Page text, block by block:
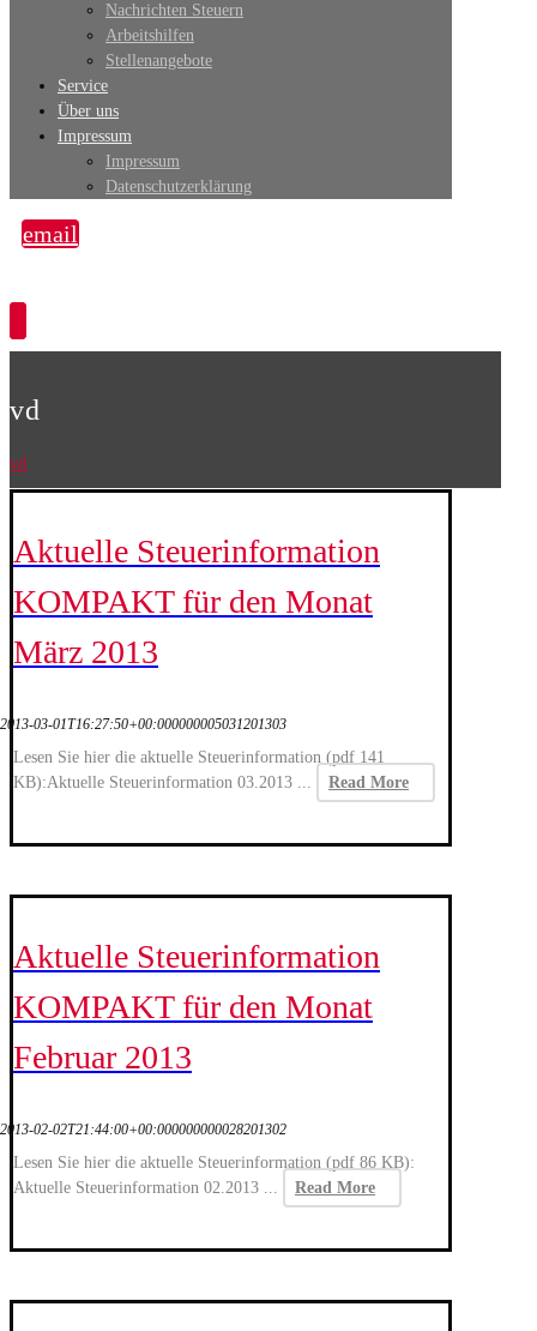
Nachrichten Steuern
Arbeitshilfen
Stellenangebote
Service
Über uns
Impressum
Impressum
Datenschutzerklärung
email
vd
vd
Aktuelle Steuerinformation
KOMPAKT für den Monat
März 2013
2013-03-01T16:27:50+00:000000005031201303
Lesen Sie hier die aktuelle Steuerinformation (pdf 141
KB):Aktuelle Steuerinformation 03.2013 ...
Read More
Aktuelle Steuerinformation
KOMPAKT für den Monat
Februar 2013
2013-02-02T21:44:00+00:000000000028201302
Lesen Sie hier die aktuelle Steuerinformation (pdf 86 KB):
Aktuelle Steuerinformation 02.2013 ...
Read More